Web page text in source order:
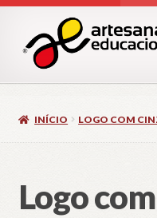
para
navegação
para
conteúdo
INÍCIO LOGO COM
Logo